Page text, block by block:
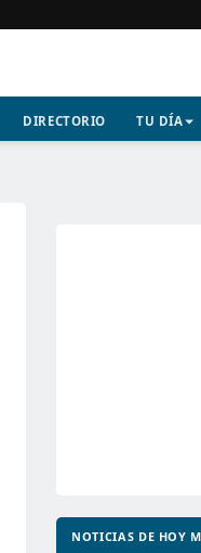
DIRECTORIO TU DÍA
NOTICIAS DE HOY